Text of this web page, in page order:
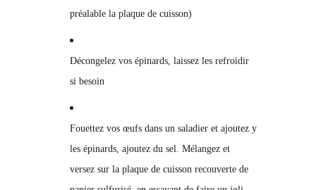
préalable la plaque de cuisson)
Décongelez vos épinards, laissez les refroidir
si besoin
Fouettez vos œufs dans un saladier et ajoutez y
les épinards, ajoutez du sel. Mélangez et
versez sur la plaque de cuisson recouverte de